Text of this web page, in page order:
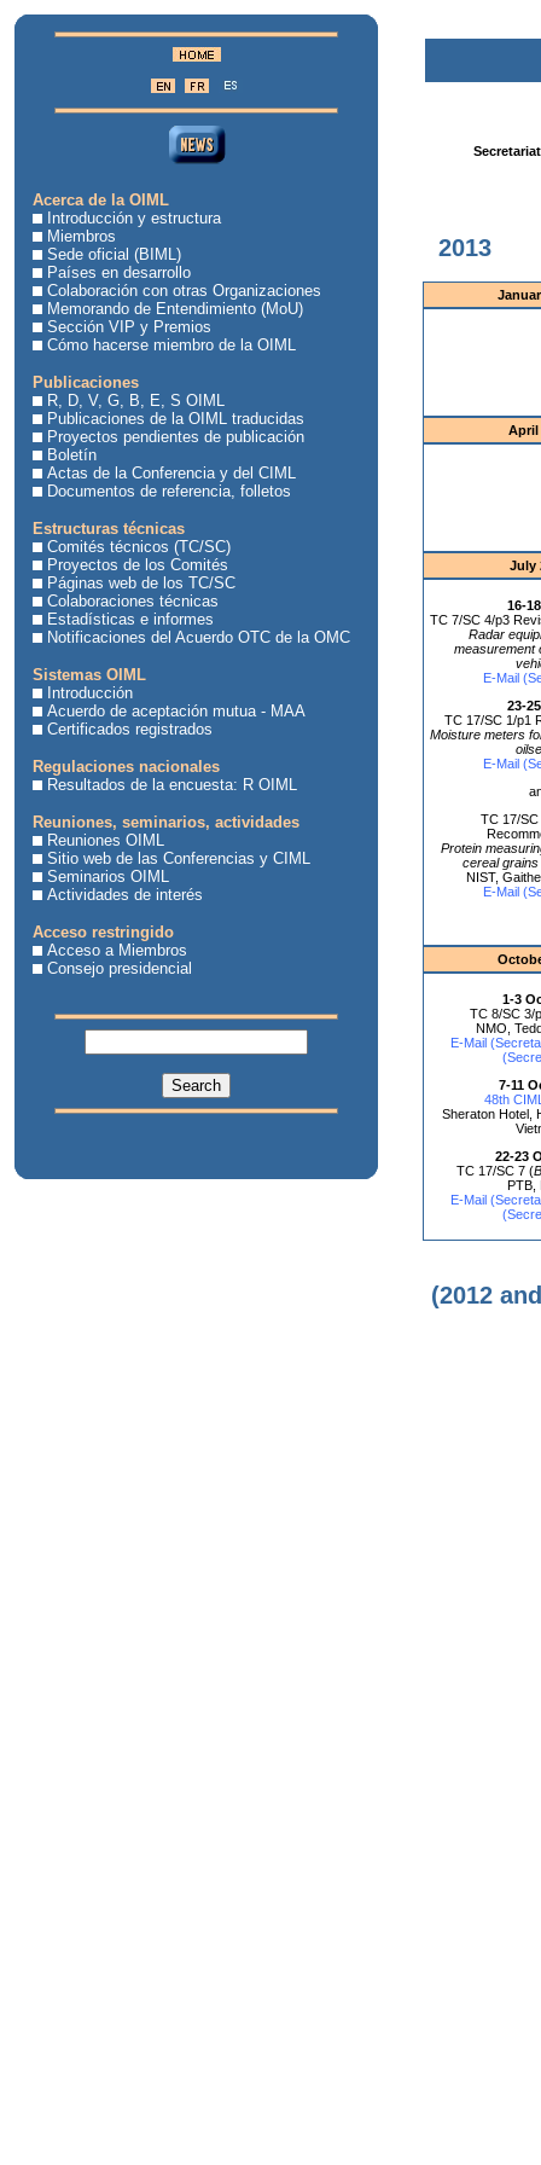
Acerca de la OIML
Introducción y estructura
Miembros
Sede oficial (BIML)
Países en desarrollo
Colaboración con otras Organizaciones
Memorando de Entendimiento (MoU)
Sección VIP y Premios
Cómo hacerse miembro de la OIML
Publicaciones
R, D, V, G, B, E, S OIML
Publicaciones de la OIML traducidas
Proyectos pendientes de publicación
Boletín
Actas de la Conferencia y del CIML
Documentos de referencia, folletos
Estructuras técnicas
Comités técnicos (TC/SC)
Proyectos de los Comités
Páginas web de los TC/SC
Colaboraciones técnicas
Estadísticas e informes
Notificaciones del Acuerdo OTC de la OMC
Sistemas OIML
Introducción
Acuerdo de aceptación mutua - MAA
Certificados registrados
Regulaciones nacionales
Resultados de la encuesta: R OIML
Reuniones, seminarios, actividades
Reuniones OIML
Sitio web de las Conferencias y CIML
Seminarios OIML
Actividades de interés
Acceso restringido
Acceso a Miembros
Consejo presidencial
2013
April
July
16-
TC 7/SC 4/p3
Radar
measurement
E-Mail
23-
TC 17/SC 1/p1
Moisture meters
E-Mail
TC 17/
Protein
cereal
NIST,
E-Mail
1-3
TC 8/SC 3/
NMO,
E-Mail
7-11
48th
Sheraton Hotel,
22-23
TC 17/SC 7 (
PTB,
E-Mail
(2012